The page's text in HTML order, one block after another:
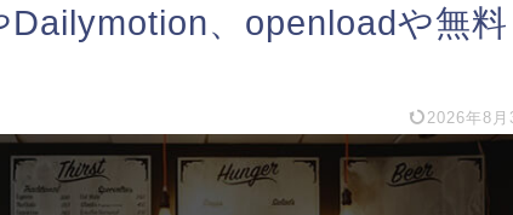
Dailymotion、openloadや無料
2026年8月